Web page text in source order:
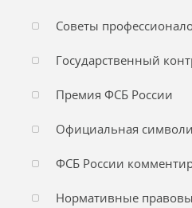
Советы
Государственный
Премия ФСБ России
Официальная
ФСБ России
Нормативные